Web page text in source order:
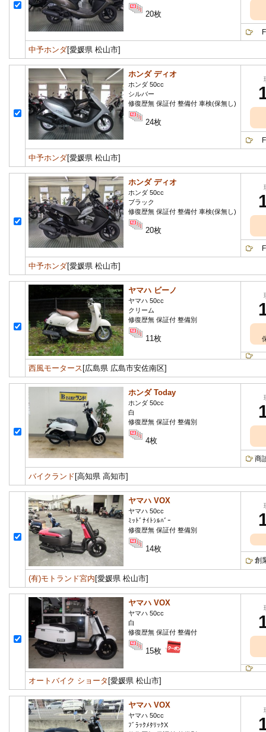
20枚
中予ホンダ[愛媛県 松山市]
ホンダ ディオ
ホンダ 50cc
シルバー
修復歴無 保証付 整備付 車検(保無し)
24枚
中予ホンダ[愛媛県 松山市]
ホンダ ディオ
ホンダ 50cc
ブラック
修復歴無 保証付 整備付 車検(保無し)
20枚
中予ホンダ[愛媛県 松山市]
ヤマハ ビーノ
ヤマハ 50cc
クリーム
修復歴無 保証付 整備別
11枚
西風モータース [広島県 広島市安佐南区]
ホンダ Today
ホンダ 50cc
白
修復歴無 保証付 整備別
4枚
商
バイクランド [高知県 高知市]
ヤマハ VOX
ヤマハ 50cc
ﾐｯﾄﾞﾅｲﾄｼﾙﾊﾞｰ
修復歴無 保証付 整備別
14枚
創
(有)モトランド宮内 [愛媛県 松山市]
ヤマハ VOX
ヤマハ 50cc
白
修復歴無 保証付 整備付
15枚
オートバイク ショータ [愛媛県 松山市]
ヤマハ VOX
ヤマハ 50cc
ﾌﾞﾗｯｸﾒﾀﾘｯｸX